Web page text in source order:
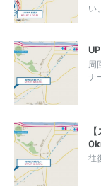
い
周
ナ
往